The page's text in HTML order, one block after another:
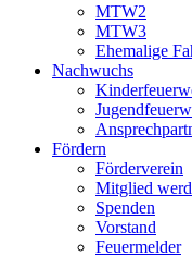
MTW2
MTW3
Ehemalige
Nachwuchs
Fördern
Förderverein
Mitglied
Spenden
Vorstand
Feuermelder